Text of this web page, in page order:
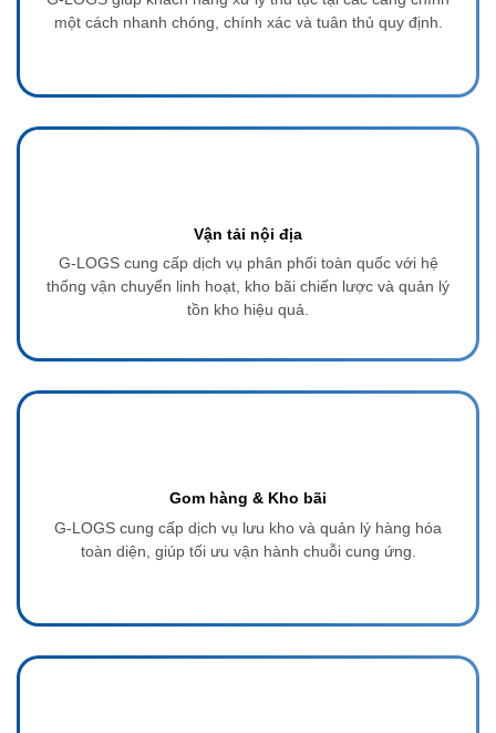
một cách nhanh chóng, chính xác và tuân thủ quy định.
Vận tải nội địa
G-LOGS cung cấp dịch vụ phân phối toàn quốc với hệ
thống vận chuyển linh hoạt, kho bãi chiến lược và quản lý
tồn kho hiệu quả.
Gom hàng & Kho bãi
G-LOGS cung cấp dịch vụ lưu kho và quản lý hàng hóa
toàn diện, giúp tối ưu vận hành chuỗi cung ứng.